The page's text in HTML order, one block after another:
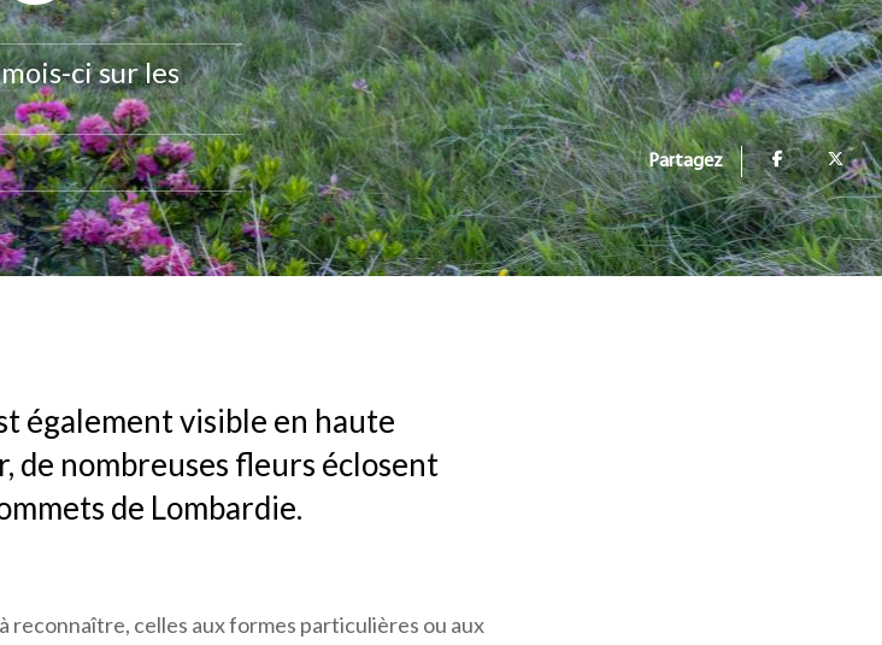
ci sur les
Partagez
également visible en haute
de nombreuses fleurs éclosent
de Lombardie.
reconnaître, celles aux formes particulières ou aux